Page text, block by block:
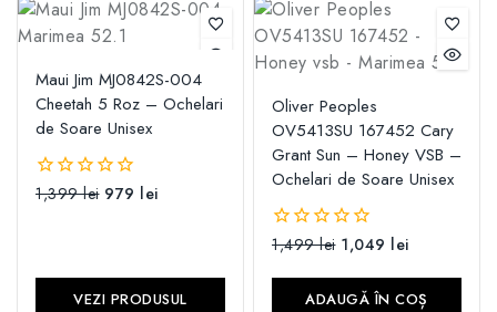
Maui Jim MJ0842S-004
Cheetah 5 Roz – Ochelari
de Soare Unisex
0
1,399lei 979 lei
VEZI PRODUSUL
Oliver Peoples
OV5413SU 167452 Cary
Grant Sun – Honey VSB –
Ochelari de Soare Unisex
0
1,499lei 1,049 lei
ADAUGĂ ÎN COȘ